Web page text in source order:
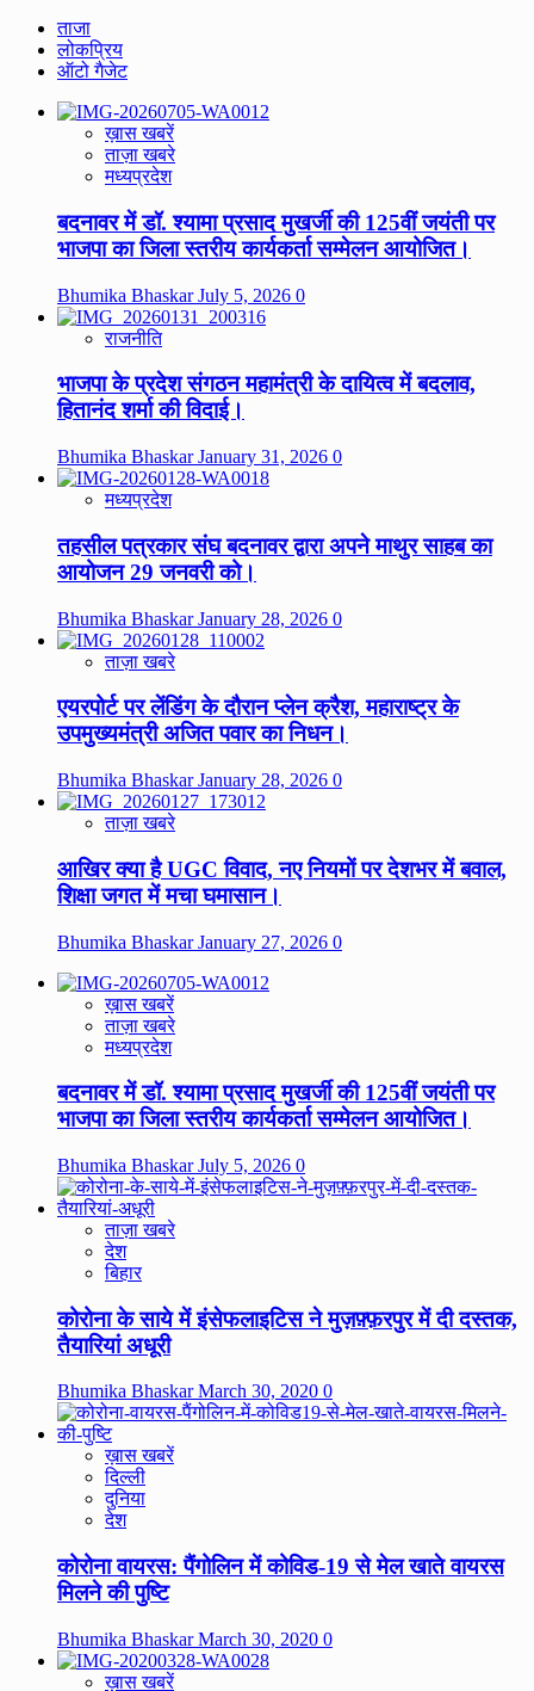
ताजा
लोकप्रिय
ऑटो गैजेट
ख़ास खबरें
ताज़ा खबरे
मध्यप्रदेश
बदनावर में डॉ. श्यामा प्रसाद मुखर्जी की 125वीं जयंती पर
भाजपा का जिला स्तरीय कार्यकर्ता सम्मेलन आयोजित।
Bhumika BhaskarJuly 5, 2026 0
राजनीति
भाजपा के प्रदेश संगठन महामंत्री के दायित्व में बदलाव,
हितानंद शर्मा की विदाई।
Bhumika BhaskarJanuary 31, 2026 0
मध्यप्रदेश
तहसील पत्रकार संघ बदनावर द्वारा अपने माथुर साहब का
आयोजन 29 जनवरी को।
Bhumika BhaskarJanuary 28, 2026 0
ताज़ा खबरे
एयरपोर्ट पर लेंडिंग के दौरान प्लेन क्रैश, महाराष्ट्र के
उपमुख्यमंत्री अजित पवार का निधन।
Bhumika BhaskarJanuary 28, 2026 0
ताज़ा खबरे
आखिर क्या है UGC विवाद, नए नियमों पर देशभर में बवाल,
शिक्षा जगत में मचा घमासान।
Bhumika BhaskarJanuary 27, 2026 0
ख़ास खबरें
ताज़ा खबरे
मध्यप्रदेश
बदनावर में डॉ. श्यामा प्रसाद मुखर्जी की 125वीं जयंती पर
भाजपा का जिला स्तरीय कार्यकर्ता सम्मेलन आयोजित।
Bhumika BhaskarJuly 5, 2026 0
ताज़ा खबरे
देश
बिहार
कोरोना के साये में इंसेफलाइटिस ने मुज़फ़्फ़रपुर में दी दस्तक,
तैयारियां अधूरी
Bhumika BhaskarMarch 30, 2020 0
ख़ास खबरें
दिल्ली
दुनिया
देश
कोरोना वायरस: पैंगोलिन में कोविड-19 से मेल खाते वायरस
मिलने की पुष्टि
Bhumika BhaskarMarch 30, 2020 0
ख़ास खबरें